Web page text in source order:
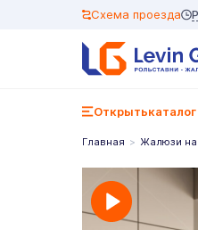
Схема проезда
Открытькаталог
Главная Жалюзи на